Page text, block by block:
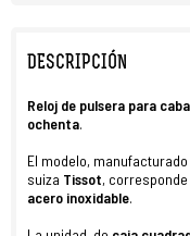
DESCRIPCIÓN
Reloj de pulsera para
ochenta.
El modelo,
suiza Tissot,
acero inoxidable.